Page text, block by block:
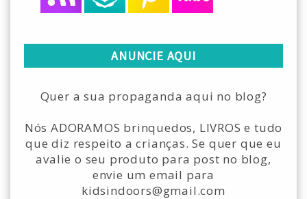
ANUNCIE AQUI
Quer a sua propaganda aqui no blog?
Nós ADORAMOS brinquedos, LIVROS e tudo
que diz respeito a crianças. Se quer que eu
avalie o seu produto para post no blog,
envie um email para
kidsindoors@gmail.com